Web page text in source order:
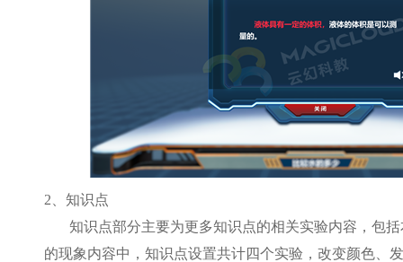
2 、知识点
知识点部分主要为更多知识点的相关实验内容，包
的现象内容中，知识点设置共计四个实验，改变颜色、